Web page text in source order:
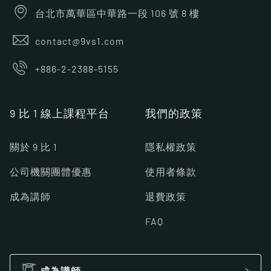
台北市萬華區中華路一段 106 號 8 樓
contact@9vs1.com
+886-2-2388-5155
9 比 1 線上課程平台
關於 9 比 1
公司機關團體優惠
成為講師
我們的政策
隱私權政策
使用者條款
退費政策
FAQ